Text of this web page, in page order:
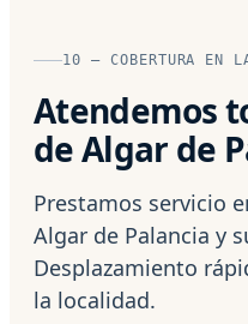
10 — COBERTURA EN
Atendemos
de Algar de
Prestamos servicio
Algar de Palancia y
Desplazamiento
la localidad.